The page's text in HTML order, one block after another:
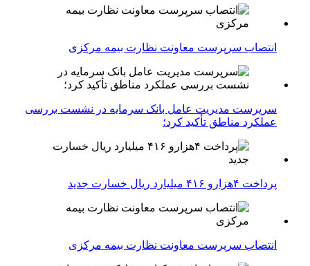
انتصاب سرپرست معاونت نظارت بیمه مرکزی
سرپرست مدیریت عامل بانک سرمایه در نشست بررسی
عملکرد مناطق تأکید کرد؛
پرداخت ۴هزارو ۴۱۶ میلیارد ریال خسارت جدید
انتصاب سرپرست معاونت نظارت بیمه مرکزی